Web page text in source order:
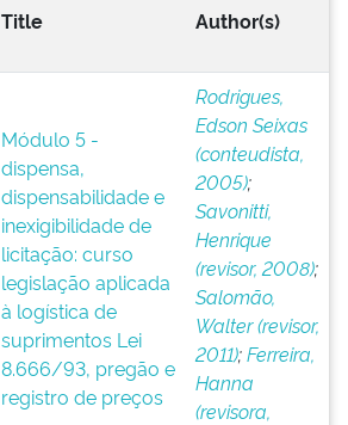
Title Author(s)
Módulo 5 -
dispensa,
dispensabilidade e
inexigibilidade de
licitação: curso
legislação aplicada
à logística de
suprimentos Lei
8.666/93, pregão e
registro de preços
Rodrigues,
Edson Seixas
(conteudista,
2005);
Savonitti,
Henrique
(revisor, 2008);
Salomão,
Walter (revisor,
2011);Ferreira,
Hanna
(revisora,